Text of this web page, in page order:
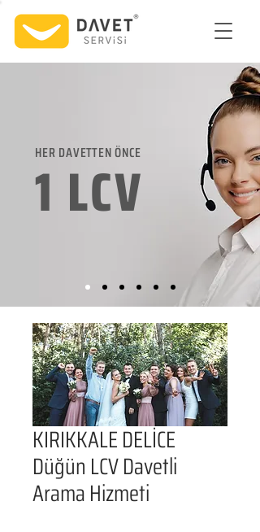
HER DAVETTEN ÖNCE
1 LCV
KIRIKKALE DELİCE
Düğün LCV Davetli
Arama Hizmeti